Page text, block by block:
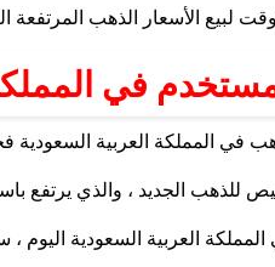
المرتفعة التي يبيعونها ، لكسب ارتفاعات
في
العربية السعودية فجأة ،
الجديد ، والذي يرتفع
العربية السعودية اليوم